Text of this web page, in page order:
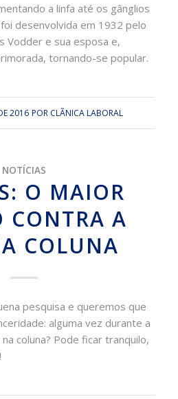
a linfa até os gânglios
desenvolvida em 1932 pelo
Vodder e sua esposa e,
tornando-se popular.
2016 POR CLÃ­NICA LABORAL
NOTÍCIAS
O MAIOR
CONTRA A
COLUNA
pesquisa e queremos que
alguma vez durante a
coluna? Pode ficar tranquilo,